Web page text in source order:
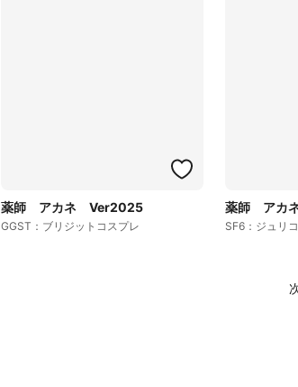
薬師 アカネ Ver2025
GGST：ブリジットコスプレ
薬師 アカ
SF6：ジュリ